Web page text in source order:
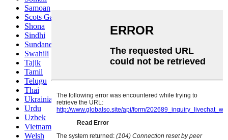
Samoan
Scots Gaelic
Shona
Sindhi
Sundanese
Swahili
Tajik
Tamil
Telugu
Thai
Ukrainian
Urdu
Uzbek
Vietnamese
Welsh